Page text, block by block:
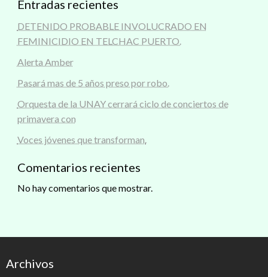
Entradas recientes
DETENIDO PROBABLE INVOLUCRADO EN
FEMINICIDIO EN TELCHAC PUERTO.
Alerta Amber
Pasará mas de 5 años preso por robo.
Orquesta de la UNAY cerrará ciclo de conciertos de
primavera con
Voces jóvenes que transforman.
Comentarios recientes
No hay comentarios que mostrar.
Archivos